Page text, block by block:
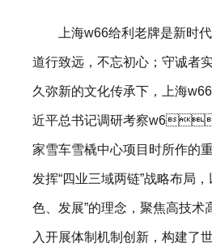
上海w66给利老牌是新时代
道行致远，不忘初心；守诚者
久弥新的文化传承下，上海
近平总书记调研考察
家雪车雪橇中心项目时所作的
发挥“四业三域两链”战略布局
色、发展”的理念，聚焦高技术
入开展体制机制创新，构建了